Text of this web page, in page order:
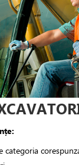
categoria